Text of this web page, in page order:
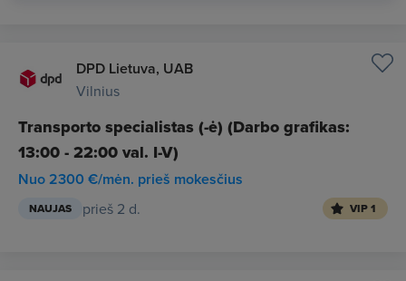
DPD Lietuva, UAB
Vilnius
Transporto specialistas (-ė) (Darbo grafikas:
13:00 - 22:00 val. I-V)
Nuo 2300 €/mėn. prieš mokesčius
NAUJAS prieš 2 d. VIP 1